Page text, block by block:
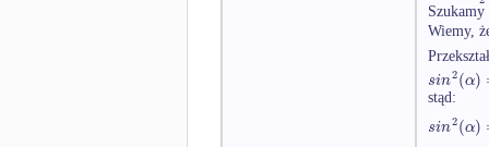
Szukamy
Wiemy,
sin2(α)
stąd:
sin2(α)